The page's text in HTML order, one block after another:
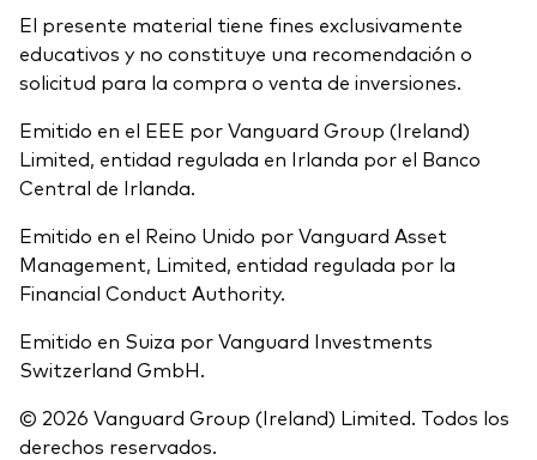
El presente material tiene fines exclusivamente
educativos y no constituye una recomendación o
solicitud para la compra o venta de inversiones.
Emitido en el EEE por Vanguard Group (Ireland)
Limited, entidad regulada en Irlanda por el Banco
Central de Irlanda.
Emitido en el Reino Unido por Vanguard Asset
Management, Limited, entidad regulada por la
Financial Conduct Authority.
Emitido en Suiza por Vanguard Investments
Switzerland GmbH.
© 2026 Vanguard Group (Ireland) Limited. Todos los
derechos reservados.